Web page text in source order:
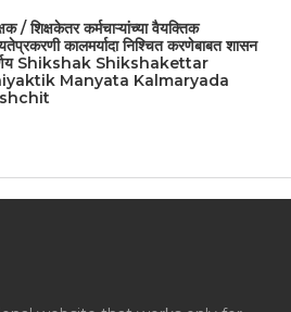
/ शिक्षकेतर कर्मचाऱ्यांच्या वैयक्तिक
कालमर्यादा निश्चित करणेबाबत शासन
Shikshak Shikshakettar
Manyata Kalmaryada